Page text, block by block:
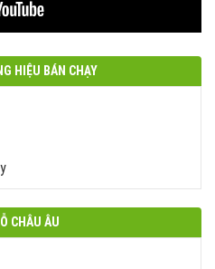
HIỆU BÁN CHẠY
CHÂU ÂU